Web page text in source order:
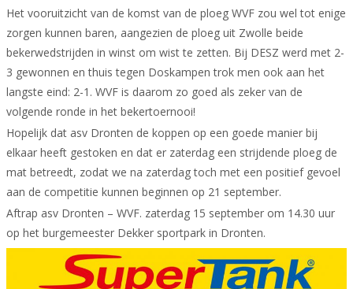
Het vooruitzicht van de komst van de ploeg WVF zou wel tot enige
zorgen kunnen baren, aangezien de ploeg uit Zwolle beide
bekerwedstrijden in winst om wist te zetten. Bij DESZ werd met 2-
3 gewonnen en thuis tegen Doskampen trok men ook aan het
langste eind: 2-1. WVF is daarom zo goed als zeker van de
volgende ronde in het bekertoernooi!
Hopelijk dat asv Dronten de koppen op een goede manier bij
elkaar heeft gestoken en dat er zaterdag een strijdende ploeg de
mat betreedt, zodat we na zaterdag toch met een positief gevoel
aan de competitie kunnen beginnen op 21 september.
Aftrap asv Dronten – WVF. zaterdag 15 september om 14.30 uur
op het burgemeester Dekker sportpark in Dronten.